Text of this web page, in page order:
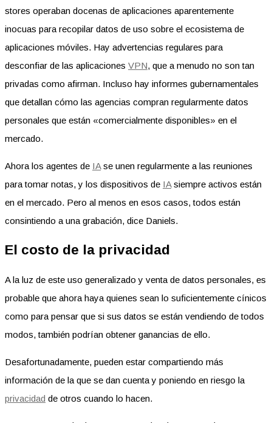
stores operaban docenas de aplicaciones aparentemente
inocuas para recopilar datos de uso sobre el ecosistema de
aplicaciones móviles. Hay advertencias regulares para
desconfiar de las aplicaciones VPN, que a menudo no son tan
privadas como afirman. Incluso hay informes gubernamentales
que detallan cómo las agencias compran regularmente datos
personales que están «comercialmente disponibles» en el
mercado.
Ahora los agentes de IAse unen regularmente a las reuniones
para tomar notas, y los dispositivos de IAsiempre activos están
en el mercado. Pero al menos en esos casos, todos están
consintiendo a una grabación, dice Daniels.
El costo de la privacidad
A la luz de este uso generalizado y venta de datos personales, es
probable que ahora haya quienes sean lo suficientemente cínicos
como para pensar que si sus datos se están vendiendo de todos
modos, también podrían obtener ganancias de ello.
Desafortunadamente, pueden estar compartiendo más
información de la que se dan cuenta y poniendo en riesgo la
privacidad de otros cuando lo hacen.